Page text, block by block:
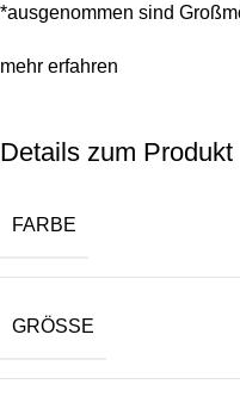
*ausgenommen sind
mehr erfahren
Details zum Produkt
FARBE
GRÖSSE